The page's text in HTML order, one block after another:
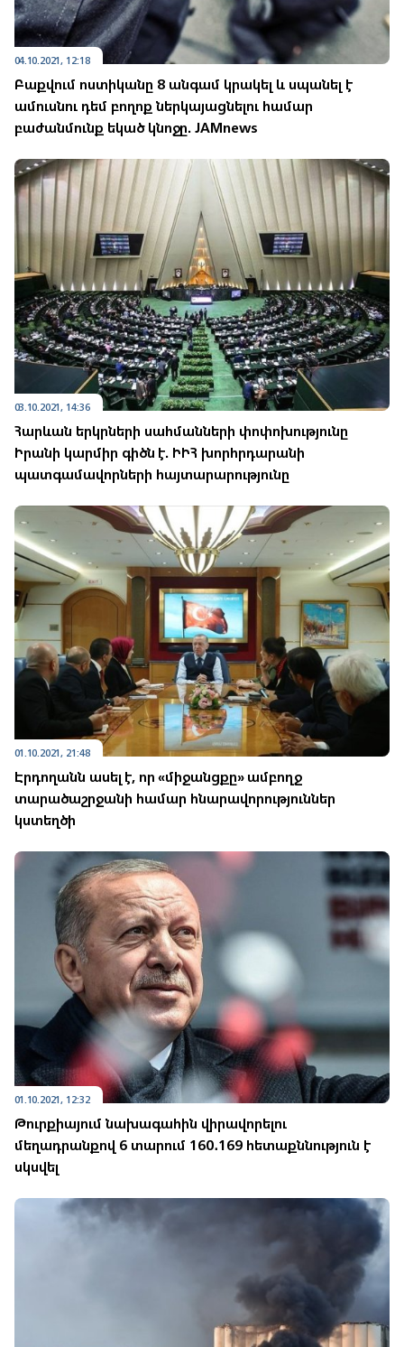
04.10.2021, 12:18
Բաքվում ոստիկանը 8 անգամ կրակել և սպանել է
ամուսնու դեմ բողոք ներկայացնելու համար
բաժանմունք եկած կնոջը. JAMnews
03.10.2021, 14:36
Հարևան երկրների սահմանների փոփոխությունը
Իրանի կարմիր գիծն է. ԻԻՀ խորհրդարանի
պատգամավորների հայտարարությունը
01.10.2021, 21:48
Էրդողանն ասել է, որ «միջանցքը» ամբողջ
տարածաշրջանի համար հնարավորություններ
կստեղծի
01.10.2021, 12:32
Թուրքիայում նախագահին վիրավորելու
մեղադրանքով 6 տարում 160․169 հետաքննություն է
սկսվել